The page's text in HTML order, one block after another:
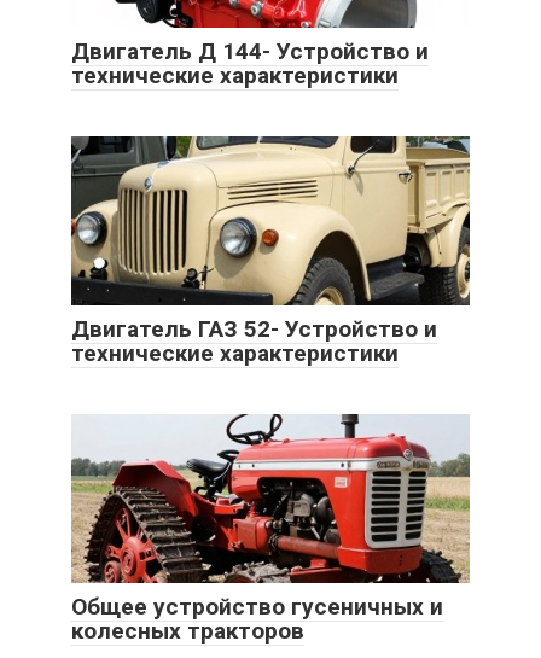
Двигатель Д 144- Устройство и
технические характеристики
Двигатель ГАЗ 52- Устройство и
технические характеристики
Общее устройство гусеничных и
колесных тракторов